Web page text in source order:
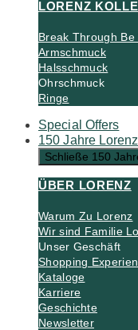
LORENZ
Break Through Be
Armschmuck
Halsschmuck
Ohrschmuck
Ringe
Special Offers
150 Jahre Lorenz
Schließe 150
ÜBER LORENZ
Warum Zu Lorenz
Wir sind Familie
Unser Geschäft
Shopping
Kataloge
Karriere
Geschichte
Newsletter